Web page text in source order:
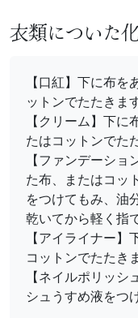
衣類についた
【口紅】下に布
ットンでたたきます
【クリーム】下
たはコットンでた
【ファンデーシ
た布、またはコッ
をつけてもみ、油
乾いてから軽く指
【アイライナー
コットンでたたき
【ネイルポリッ
シュうすめ液をつ